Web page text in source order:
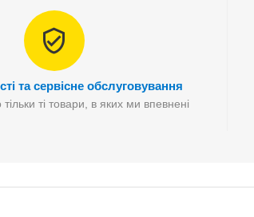
та сервісне обслуговування
ті товари, в яких ми впевнені